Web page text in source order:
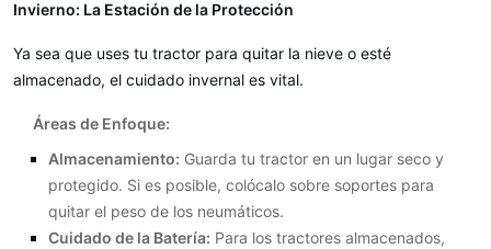
Invierno: La Estación de la Protección
Ya sea que uses tu tractor para quitar la nieve o esté
almacenado, el cuidado invernal es vital.
Áreas de Enfoque:
Almacenamiento: Guarda tu tractor en un lugar seco y
protegido. Si es posible, colócalo sobre soportes para
quitar el peso de los neumáticos.
Cuidado de la Batería: Para los tractores almacenados,